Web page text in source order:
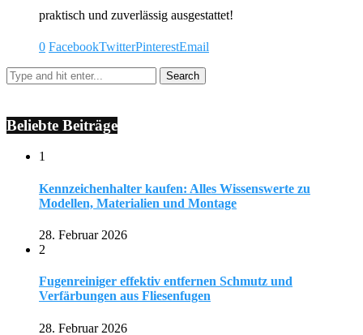
praktisch und zuverlässig ausgestattet!
0 FacebookTwitterPinterestEmail
Beliebte Beiträge
1
Kennzeichenhalter kaufen: Alles Wissenswerte zu
Modellen, Materialien und Montage
28. Februar 2026
2
Fugenreiniger effektiv entfernen Schmutz und
Verfärbungen aus Fliesenfugen
28. Februar 2026